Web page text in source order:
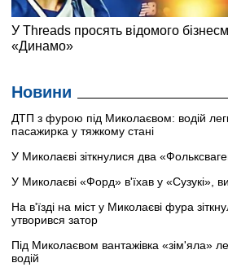
Новини
ДТП з фурою під Миколаєвом: водій
пасажирка у тяжкому стані
У Миколаєві зіткнулися два
У Миколаєві «Форд» в'їхав у «Сузукі»,
На в'їзді на міст у Миколаєві фура
утворився затор
Під Миколаєвом вантажівка «зім'яла»
водій